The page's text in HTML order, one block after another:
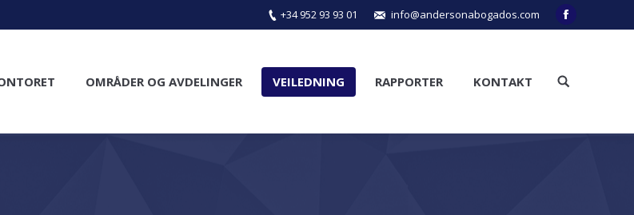
+34 952 93 93 01 info@andersonabogados.com Facebook
OMRÅDER OG AVDELINGER VEILEDNING RAPPORTER KONTAKT Search: